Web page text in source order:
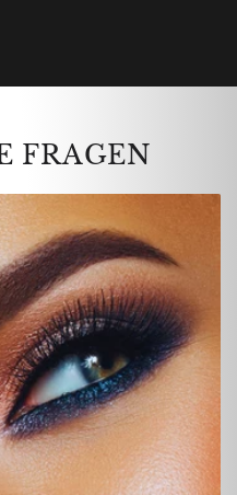
FRAGEN